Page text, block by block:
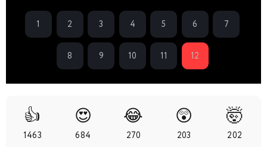
1 2 3 4 5 6 7
8 9 10 11 12
👍
1463
😍
684
😂
270
😲
203
🤯
202